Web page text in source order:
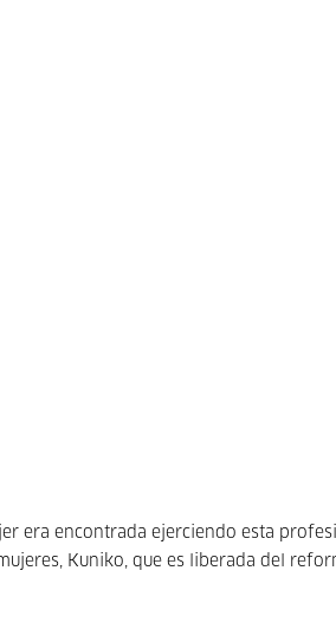
era encontrada ejerciendo esta
Kuniko, que es liberada del